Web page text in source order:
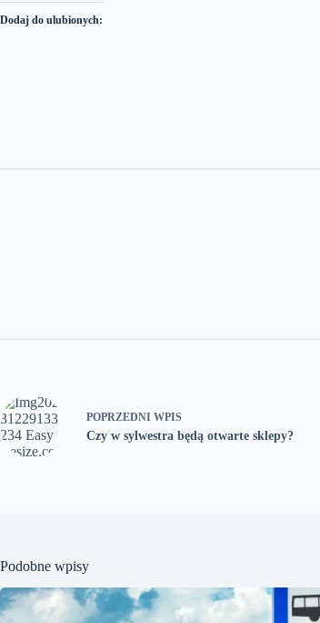
Dodaj do ulubionych:
POPRZEDNI WPIS
Czy w sylwestra będą otwarte sklepy?
Podobne wpisy